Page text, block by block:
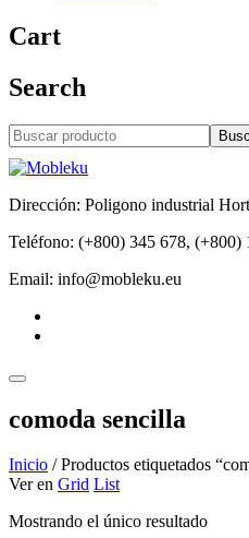
Cart
Search
Dirección: Poligono industrial
Teléfono: (+800) 345 678, (+800)
Email: info@mobleku.eu
comoda sencilla
Inicio /Productos etiquetados
Ver en Grid List
Mostrando el único resultado